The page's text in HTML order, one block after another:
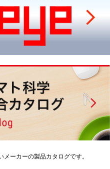
ーカーの製品カタログです。